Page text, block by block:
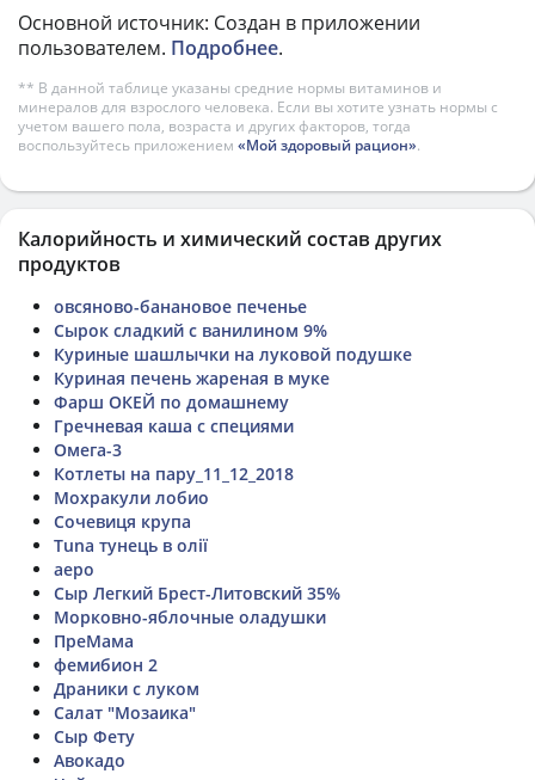
Основной источник: Создан в приложении
пользователем. Подробнее.
** В данной таблице указаны средние нормы витаминов и
минералов для взрослого человека. Если вы хотите узнать нормы с
учетом вашего пола, возраста и других факторов, тогда
воспользуйтесь приложением «Мой здоровый рацион».
Калорийность и химический состав других
продуктов
овсяново-банановое печенье
Сырок сладкий с ванилином 9%
Куриные шашлычки на луковой подушке
Куриная печень жареная в муке
Фарш ОКЕЙ по домашнему
Гречневая каша с специями
Омега-3
Котлеты на пару_11_12_2018
Мохракули лобио
Сочевиця крупа
Tuna тунець в олії
аеро
Сыр Легкий Брест-Литовский 35%
Морковно-яблочные оладушки
ПреМама
фемибион 2
Драники с луком
Салат "Мозаика"
Сыр Фету
Авокадо